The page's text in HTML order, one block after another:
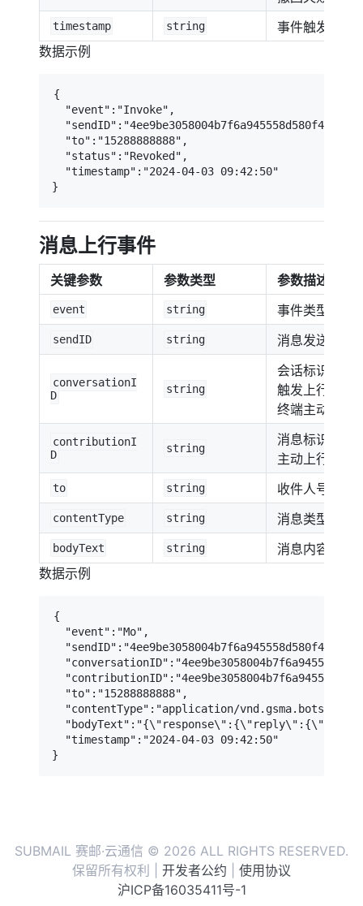
timestamp string
事件触发事件
数据示例
{
  "event":"Invoke",
  "sendID":"4ee9be3058004b7f6a945558d580f4ce",
  "to":"15288888888",
  "status":"Revoked",
  "timestamp":"2024-04-03 09:42:50"
}
消息上行事件
关键参数 参数类型 参数描述
event string 事件类型，此
sendID string 消息发送标识
conversationI
D
string
会话标识，终
触发上行消息
终端主动上行
contributionI
D
string
消息标识，终
主动上行的消
to string 收件人号码
contentType string 消息类型
bodyText string
消息内容
数据示例
{
  "event":"Mo",
  "sendID":"4ee9be3058004b7f6a945558d580f4ce",
  "to":"15288888888",
"contentType":"application/
  "timestamp":"2024-04-03 09:42:50"
}
SUBMAIL 赛邮·云通信 © 2026 ALL RIGHTS RESERVED.
保留所有权利 | 开发者公约
使用协议
沪ICP备16035411号-1